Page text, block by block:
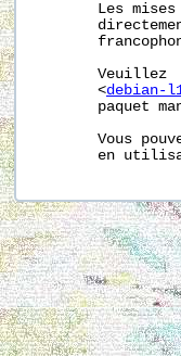
Les
Veuillez
       <
debian-
paquet
Vous
en